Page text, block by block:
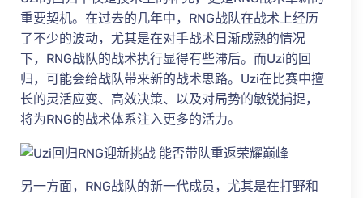
重要契机。在过去的几年中，RNG战队在战术上经历
了不少的波动，尤其是在对手战术日渐成熟的情况
下，RNG战队的战术执行显得有些滞后。而Uzi的回
归，可能会给战队带来新的战术思路。Uzi在比赛中擅
长的灵活应变、高效决策、以及对局势的敏锐捕捉，
将为RNG的战术体系注入更多的活力。
另一方面，RNG战队的新一代成员，尤其是在打野和